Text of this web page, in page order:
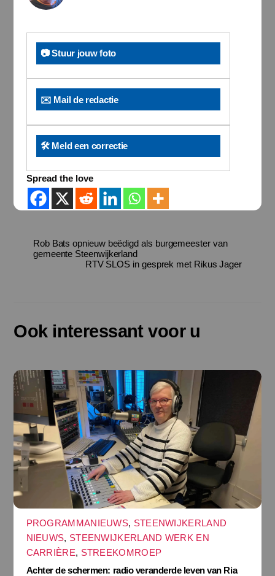
📷 Stuur jouw foto
✉️ Mail de redactie
🛠️ Meld een correctie
Spread the love
Rob Bats opnieuw beëdigd als burgemeester van
gemeente Steenwijkerland
RTV SLOS in gesprek met Rikus Jager
Ook interessant voor u
PROGRAMMANIEUWS, STEENWIJKERLAND
NIEUWS, STEENWIJKERLAND WERK EN
CARRIÈRE, STREEKOMROEP
Achter de schermen: radio veranderde leven van Ria